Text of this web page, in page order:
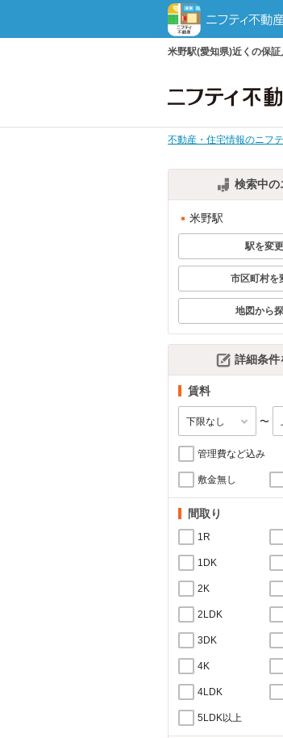
米野駅(愛知県)近くの保
不動産・住宅情報のニフ
検索中の
米野駅
駅を変更
市区町村を
地図から
詳細条件
賃料
〜
管理費など込み
敷金無し
間取り
1R
1DK
2K
2LDK
3DK
4K
4LDK
5LDK以上